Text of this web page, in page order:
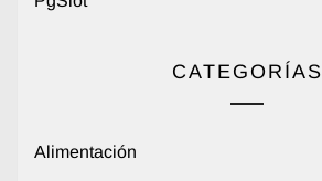
CATEGORÍAS
Alimentación